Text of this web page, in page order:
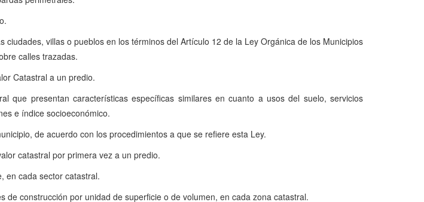
villas o pueblos en los términos del Artículo 12 de la Ley Orgánica de los Municipios
calles trazadas.
Catastral a un predio.
que presentan características específicas similares en cuanto a usos del suelo, servicios
e índice socioeconómico.
de acuerdo con los procedimientos a que se refiere esta Ley.
catastral por primera vez a un predio.
en cada sector catastral.
construcción por unidad de superficie o de volumen, en cada zona catastral.